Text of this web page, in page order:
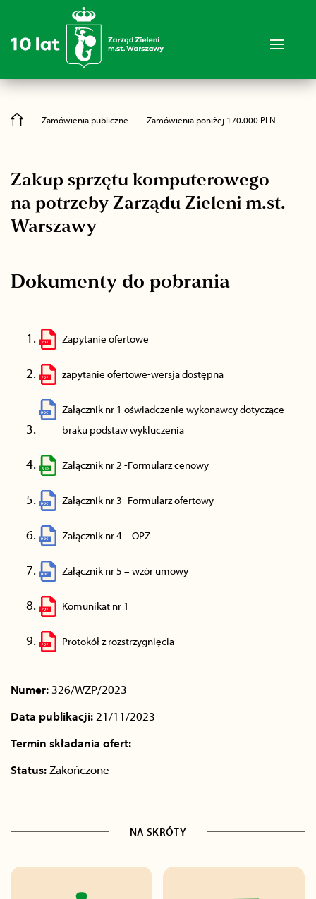
― Zamówienia publiczne ― Zamówienia poniżej 170.000 PLN
Zakup sprzętu komputerowego
na potrzeby Zarządu Zieleni m.st.
Warszawy
Dokumenty do pobrania
Zapytanie ofertowe
zapytanie ofertowe-wersja dostępna
Załącznik nr 1 oświadczenie wykonawcy dotyczące
braku podstaw wykluczenia
Załącznik nr 2 -Formularz cenowy
Załącznik nr 3 -Formularz ofertowy
Załącznik nr 4 – OPZ
Załącznik nr 5 – wzór umowy
Komunikat nr 1
Protokół z rozstrzygnięcia
Numer: 326/WZP/2023
Data publikacji: 21/11/2023
Termin składania ofert:
Status: Zakończone
NA SKRÓTY